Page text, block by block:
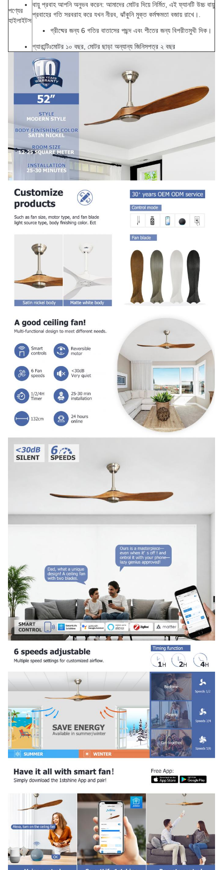
পণ্যের
হাইলাইটস
বায়ু প্রবাহ আপনি অনুভব করেন: আমাদের মোটর দিয়ে নির্মিত, এই ফ্যানটি উচ্চ বায়ু
প্রবাহের গতি সরবরাহ করে যখন নীরব, ঝাঁকুনি মুক্ত কর্মক্ষমতা বজায় রাখে।
গ্রীষ্মের জন্য 6 গতির বাতাসের পছন্দ এবং শীতের জন্য বিপরীতমুখী দিক।
গ্যারান্টিঃমোটর ১০ বছর, মোটর ছাড়া অন্যান্য জিনিসপত্র ২ বছর